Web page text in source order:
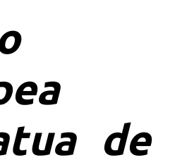
de